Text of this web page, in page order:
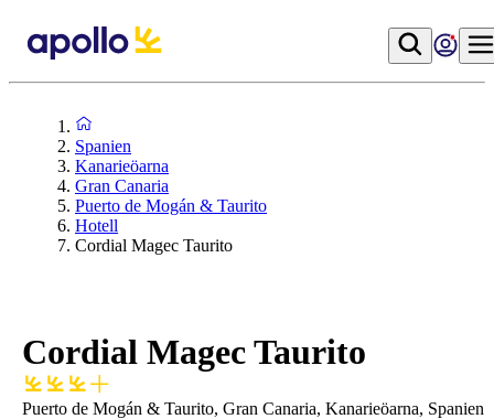
Spanien
Kanarieöarna
Gran Canaria
Puerto de Mogán & Taurito
Hotell
Cordial Magec Taurito
Cordial Magec Taurito
Puerto de Mogán & Taurito, Gran Canaria, Kanarieöarna, Spanien